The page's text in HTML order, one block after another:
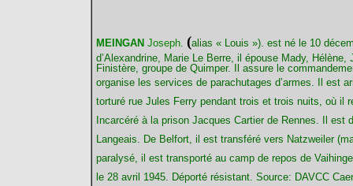
MEINGAN Joseph. (alias « Louis ») est né le 10
d’Alexandrine, Marie Le Berre, il épouse Mady, Hélène,
Finistère, groupe de Quimper. Il assure le
organise les services de parachutages d’armes. Il est
torturé rue Jules Ferry pendant trois et trois nuits, où il
Incarcéré à la prison Jacques Cartier de Rennes . Il est
Langeais. De Belfort, il est transféré vers Natzweiler
paralysé, il est transporté au camp de repos de
le 28 avril 1945. Déporté résistant. Source: DAVCC